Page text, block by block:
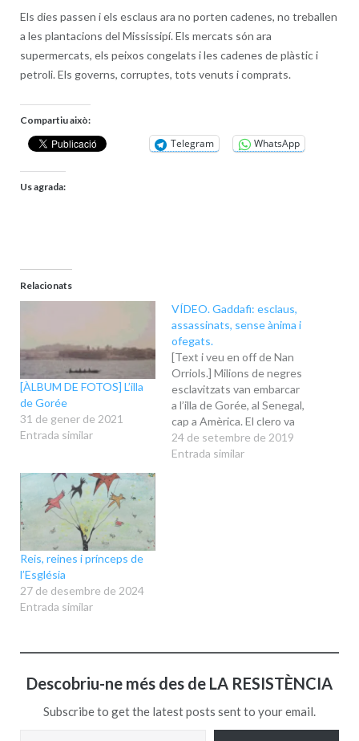
Els dies passen i els esclaus ara no porten cadenes, no treballen
a les plantacions del Mississipí. Els mercats són ara
supermercats, els peixos congelats i les cadenes de plàstic i
petroli. Els governs, corruptes, tots venuts i comprats.
Compartiu això:
Telegram WhatsApp
Us agrada:
Relacionats
[ÀLBUM DE FOTOS] L’illa
de Gorée
31 de gener de 2021
Entrada similar
VÍDEO. Gaddafi: esclaus,
assassinats, sense ànima i
ofegats.
[Text i veu en off de Nan
Orriols.] Milions de negres
esclavitzats van embarcar
a l’illa de Gorée, al Senegal,
cap a Amèrica. El clero va
explicar, fins i tot, que els
negres no tenien ànima.
24 de setembre de 2019
Entrada similar
Reis, reines i prínceps de
l’Església
27 de desembre de 2024
Entrada similar
Descobriu-ne més des de LA RESISTÈNCIA
Subscribe to get the latest posts sent to your email.